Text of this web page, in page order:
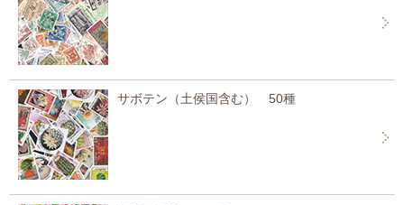
サボテン（土侯国含む） 50種